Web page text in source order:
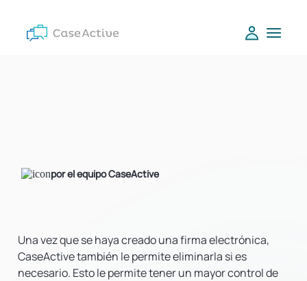
por el equipo CaseActive
Una vez que se haya creado una firma electrónica,
CaseActive también le permite eliminarla si es
necesario. Esto le permite tener un mayor control de